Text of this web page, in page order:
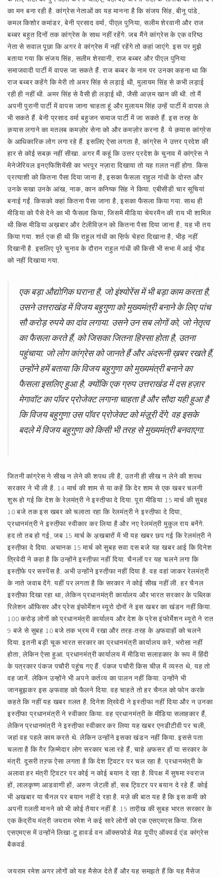
का मन बना रही है. कांग्रेस नेताओं का यह मानना है कि संजय सिंह, बीनू पांडे,
कमल किशोर कमांडर, बेनी प्रसाद वर्मा, पीएल पुनिया, सलीम शेरवानी और राज
बब्बर बहुत दिनों तक कांग्रेस के साथ नहीं रहेंगे. जब मैंने कांग्रेस के एक वरिष्ठ
नेता से सवाल पूछा कि अगर वे कांग्रेस में नहीं रहेंगे तो कहां जाएंगे. इस पर मुझे
बताया गया कि संजय सिंह, सलीम शेरवानी, राज बब्बर और पीएल पुनिया
समाजवादी पार्टी में वापस जा सकते हैं. राज बब्बर के नाम पर उनका कहना था कि
राज बब्बर कहेंगे कि मेरी तो अमर सिंह से लड़ाई थी, मुलायम सिंह से कभी लड़ाई
रही ही नहीं थी. अमर सिंह से वैसी ही लड़ाई थी, जैसी आज़म खान की थी. तो मैं
अपनी पुरानी पार्टी में वापस जाना चाहता हूं और मुलायम सिंह उन्हें पार्टी में वापस ले
भी सकते हैं. बेनी प्रसाद वर्मा बहुजन समाज पार्टी में जा सकते हैं. इस तरह के
क़यास लगाने का मतलब कमज़ोर सेना को और कमज़ोर करना है. ये क़यास कांग्रेस
के आधिकारिक लोग लगा रहे हैं. इसलिए ऐसा लगता है, कांग्रेस ने उत्तर प्रदेश की
हार से कोई सबक़ नहीं सीखा. अगर मैं कहूं कि उत्तर प्रदेश के चुनाव में कांग्रेस ने
मेनेजेरियल इनएफिशियेंसी का भरपूर नज़ारा दिखाया तो यह ग़लत नहीं होगा. किस
प्रत्याशी को कितना पैसा दिया जाना है, इसका फैसला राहुल गांधी के दोस्त और
उनके सखा उनके आंख, नाक, कान कनिष्क सिंह ने किया. एबीसीडी चार सूचियां
बनाई गईं. किसको कहां कितना पैसा जाना है, इसका फैसला किया गया. साथ ही
मीडिया को पैसे देने का भी फैसला किया, जिसमें मीडिया चेयरमैन की राय भी शामिल
थी.किस मीडिया अख़बार और टेलीविज़न को कितना पैसा दिया जाना है, यह भी तय
किया गया. शर्त एक ही थी कि राहुल गांधी का स़िर्फ चेहरा दिखाना है, भीड़ नहीं
दिखानी है. इसलिए पूरे चुनाव के दौरान राहुल गांधी की किसी भी सभा में आई भी़ड
को नहीं दिखाया गया.
एक बड़ा औद्योगिक घराना है, जो इंश्योरेंस में भी बड़ा काम करता है,
उसने उत्तराखंड में विजय बहुगुणा को मुख्यमंत्री बनाने के लिए पांच
सौ करोड़ रुपये का दांव लगाया. उसने उन सब लोगों को, जो नेतृत्व
का फैसला करते हैं, को जिसका जितना हिस्सा होता है, उतना
पहुंचाया. जो लोग कांग्रेस को जानते हैं और अंदरूनी ख़बर रखते हैं,
उन्होंने हमें बताया कि विजय बहुगुणा को मुख्यमंत्री बनाने का
फैसला इसलिए हुआ है, क्योंकि एक ग्रुप उत्तराखंड में दस हज़ार
मेगावॉट का पॉवर प्रोजेक्ट लगाना चाहता है और सौदा यही हुआ है
कि विजय बहुगुणा उस पॉवर प्रोजेक्ट को मंज़ूरी देंगे. वह इसके
बदले में विजय बहुगुणा को किसी भी तरह से मुख्यमंत्री बनवाएगा.
जितनी कांग्रेस ने सीख न लेने की शपथ ली है, उतनी ही सीख न लेने की शपथ
सरकार ने भी ली है. 14 मार्च की शाम से या कहें कि देर शाम से एक खबर चलनी
शुरू हो गई कि देश के रेलमंत्री ने इस्ती़फा दे दिया. पूरा मीडिया 15 मार्च की सुबह
10 बजे तक इस खबर को चलाता रहा कि रेलमंत्री ने इस्ती़फा दे दिया,
प्रधानमंत्री ने इस्ती़फा स्वीकार कर लिया है और नए रेलमंत्री मुकुल राय बनेंगे.
हद तो तब हो गई, जब 15 मार्च के अ़खबारों में भी यह खबर छप गई कि रेलमंत्री ने
इस्ती़फा दे दिया. अचानक 15 मार्च को सुबह सवा दस बजे यह खबर आई कि दिनेश
त्रिवेदी ने कहा है कि उन्होंने इस्ती़फा नहीं दिया. चैनलों पर यह चलने लगा कि
इस्ती़फे पर सस्पेंस है. अभी उन्होंने इस्ती़फा नहीं दिया है. वह वहां जाकर रेलमंत्री
के नाते जवाब देंगे. यहीं पर लगता है कि सरकार ने कोई सीख नहीं ली. हर चैनल
इस्ती़फा दिखा रहा था, लेकिन प्रधानमंत्री कार्यालय और भारत सरकार के पब्लिक
रिलेशन ऑफिसर और प्रेस इंफोर्मेशन ब्यूरो दोनों ने इस खबर का खंडन नहीं किया.
100 करोड़ लोगों को प्रधानमंत्री कार्यालय और देश के प्रेस इंफोर्मेशन ब्यूरो ने रात
9 बजे से सुबह 10 बजे तक भ्रम में रखा और तरह-तरह के अ़फवाहों को चलने
दिया. इतनी बड़ी चूक भारत सरकार का प्रधानमंत्री कार्यालय करे, भरोसा नहीं
होता, लेकिन ऐसा हुआ. प्रधानमंत्री कार्यालय में मीडिया सलाहकार के रूप में हिंदी
के पत्रकार पंकज पचौरी पहुंच गए हैं. पंकज पचौरी किस चीज़ में व्यस्त थे, यह तो
वह जानें. लेकिन उन्होंने भी अपने कर्तव्य का पालन नहीं किया. उन्होंने भी
जानबूझकर इस अ़फवाह को फैलने दिया. वह चाहते तो हर चैनल को फोन करके
कहते कि नहीं यह खबर ग़लत है. दिनेश त्रिवेदी ने इस्ती़फा नहीं दिया और न उनका
इस्ती़फा प्रधानमंत्री ने स्वीकार किया. वह प्रधानमंत्री के मीडिया सलाहकार हैं,
लेकिन प्रधानमंत्री ने इस्ती़फा स्वीकार कर लिया यह खबर एनडीटीवी पर चली,
जहां वह पहले काम करते थे. लेकिन उन्होंने इसका खंडन नहीं किया. इससे पता
चलता है कि ग़ैर ज़िम्मेदार लोग सरकार चला रहे हैं, चाहे अ़फसर हों या सरकार के
मंत्री. दूसरी तऱफ ऐसा लगता है कि देश ट्विटर पर चल रहा है. प्रधानमंत्री के
अलावा हर मंत्री ट्विटर पर कोई न कोई बयान दे रहा है. विपक्ष में सुषमा स्वराज
हों, लालकृष्ण आडवाणी हों, अरुण जेटली हों, सब ट्विटर पर बयान दे रहे हैं. कोई
भी अ़खबार या चैनल पर बयान नहीं दे रहा है. मज़े की बात यह है कि इस कमी को
अपनी ग़लती मानने को भी कोई तैयार नहीं है. 15 तारी़ख की सुबह भारत सरकार के
एक केंद्रीय मंत्री जयराम रमेश ने कई सारे लोगों को एक एसएमएस किया. जिस
एसएमएस में उन्होंने लिखा-टू हावर्ड वन ऑक्सफोर्ड मेड यूपीए ऑक्वर्ड एंड कांग्रेस
बैकवर्ड.
जयराम रमेश अगर लोगों को यह मैसेज देते हैं और यह समझते हैं कि यह मैसेज